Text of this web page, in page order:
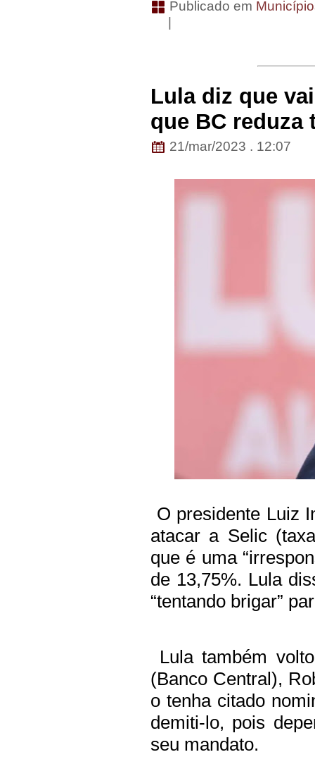
Publicado em
Lula diz que
que BC reduza
21/mar/2023 . 12:07
O presidente Luiz
atacar a Selic
que é uma
de 13,75%. Lula
“tentando brigar”
Lula também
(Banco Central),
o tenha citado
demiti-lo, pois
seu mandato.